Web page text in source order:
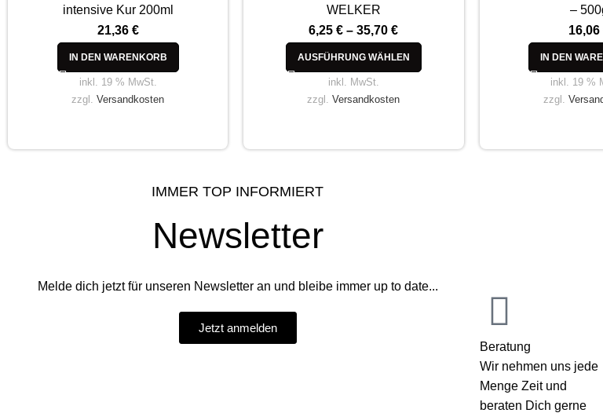
intensive Kur 200ml
21,36 €
IN DEN WARENKORB
inkl. 19 % MwSt.
zzgl.Versandkosten
WELKER
6,25€ –35,70€
AUSFÜHRUNG WÄHLEN
inkl. MwSt.
zzgl.Versandkosten
–
16,06
IN DEN
inkl. 19 %
zzgl.
IMMER TOP INFORMIERT
Newsletter
Melde dich jetzt für unseren Newsletter an und bleibe immer up to date...
Jetzt anmelden
Beratung
Wir nehmen uns jede
Menge Zeit und
beraten Dich gerne